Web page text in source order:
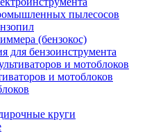
пылесосов
(бензокос)
для бензоинструмента
и мотоблоков
и мотоблоков
круги